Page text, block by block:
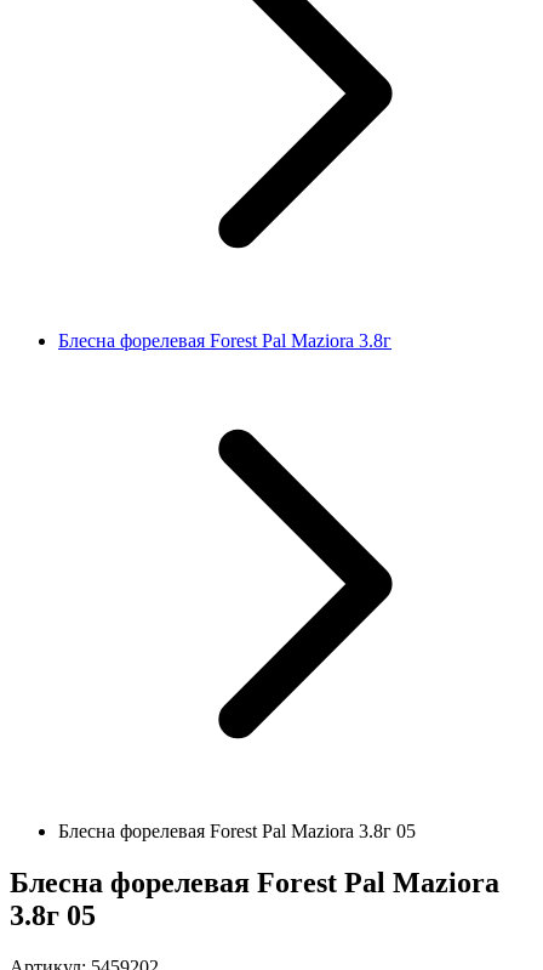
Блесна форелевая Forest Pal Maziora 3.8г
Блесна форелевая Forest Pal Maziora 3.8г 05
Блесна форелевая Forest Pal Maziora
3.8г 05